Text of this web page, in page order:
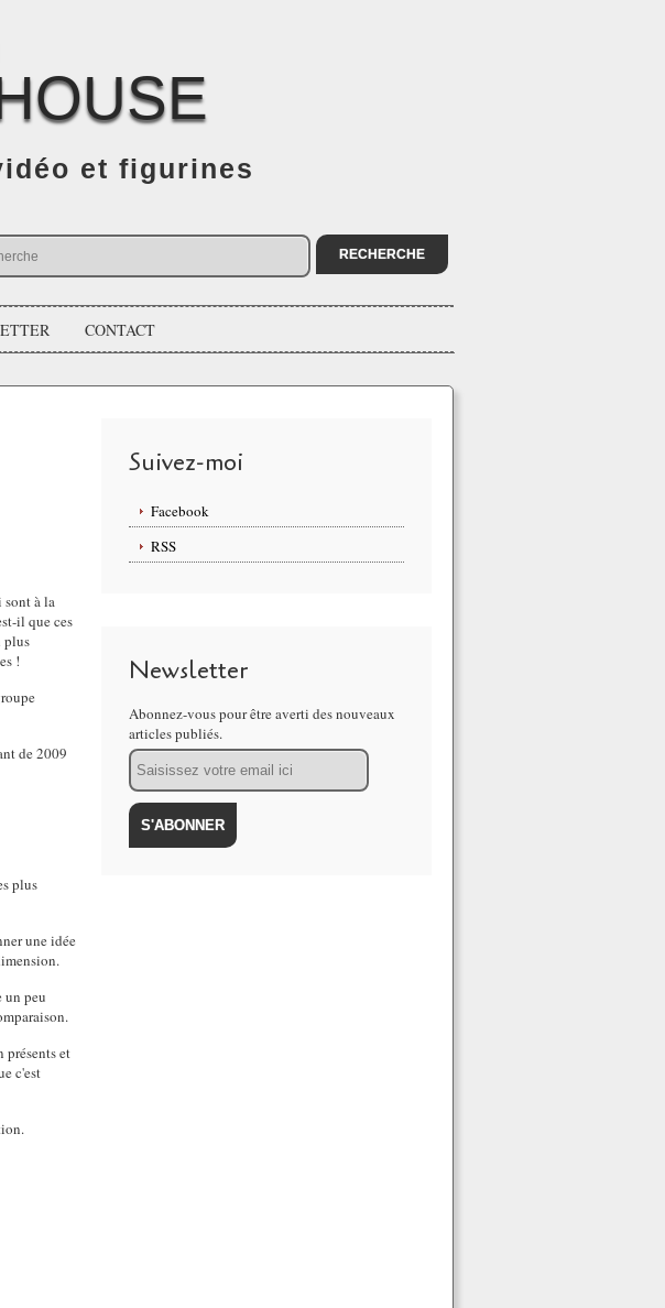
et figurines
CONTACT
sont à la
il que ces
plus
!
de 2009
plus
une idée
un peu
présents et
c'est
Suivez-moi
Facebook
RSS
Newsletter
Abonnez-vous pour être averti des nouveaux
articles publiés.
Email